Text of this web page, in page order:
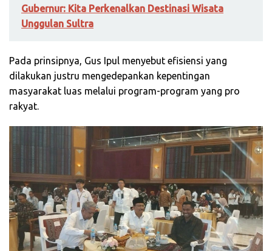
Gubernur: Kita Perkenalkan Destinasi Wisata
Unggulan Sultra
Pada prinsipnya, Gus Ipul menyebut efisiensi yang
dilakukan justru mengedepankan kepentingan
masyarakat luas melalui program-program yang pro
rakyat.